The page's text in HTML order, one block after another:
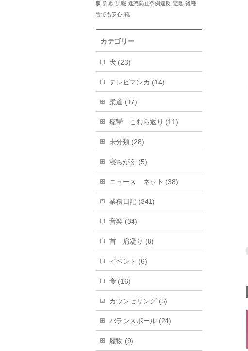
臓 詐欺 誤報 迷惑防止条例違反 避難 雑種
雪でも安心 靴
カテゴリー
犬 (23)
テレビマンガ (14)
柔道 (17)
痙攣 こむら返り (11)
未分類 (28)
寝ちがえ (5)
ニュース ネット (38)
業務日記 (341)
音楽 (34)
首 肩凝り (8)
イベント (6)
食 (16)
カウンセリング (5)
バランスボール (24)
履物 (9)